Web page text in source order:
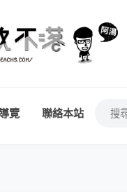
覽 聯絡本站